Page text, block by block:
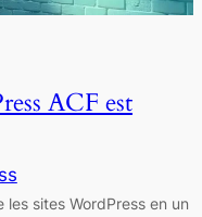
ACF est
les sites WordPress en un